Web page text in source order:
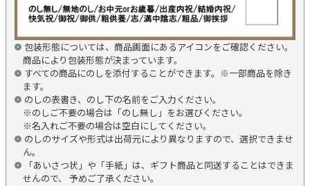
包装形態については、商品画面にあるアイコンをご確認ください。
商品により包装形態が決まっています。
すべての商品にのしを添付することができます。※一部商品を除き
ます。
のしの表書き、のし下の名前をご入力ください。
※のしご不要の場合は「のし無し」をお選びください。
※名入れご不要の場合は空白にしてください。
のしのサイズや形式は出荷元により異なりますので、選択できませ
ん。
「あいさつ状」や「手紙」は、ギフト商品と同送することはできま
せんので、 予めご了承ください。